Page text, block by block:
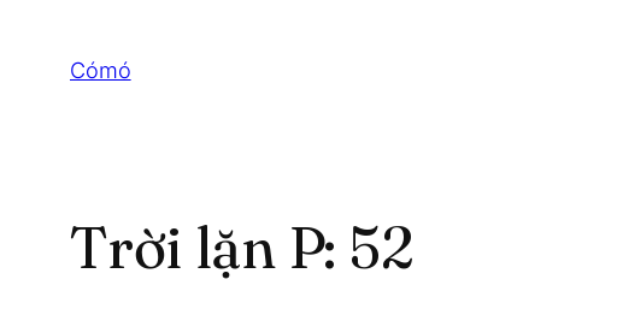
content
Cómó
Trời lặn P: 52